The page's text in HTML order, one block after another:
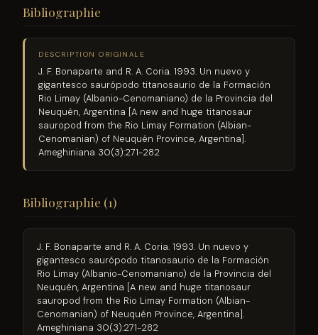
Bibliographie
DESCRIPTION ORIGINALE
J. F. Bonaparte and R. A. Coria. 1993. Un nuevo y
gigantesco saurópodo titanosaurio de la Formación
Rio Limay (Albanio-Cenomaniano) de la Provincia del
Neuquén, Argentina [A new and huge titanosaur
sauropod from the Rio Limay Formation (Albian-
Cenomanian) of Neuquén Province, Argentina].
Ameghiniana 30(3):271-282
Bibliographie (1)
J. F. Bonaparte and R. A. Coria. 1993. Un nuevo y
gigantesco saurópodo titanosaurio de la Formación
Rio Limay (Albanio-Cenomaniano) de la Provincia del
Neuquén, Argentina [A new and huge titanosaur
sauropod from the Rio Limay Formation (Albian-
Cenomanian) of Neuquén Province, Argentina].
Ameghiniana 30(3):271-282